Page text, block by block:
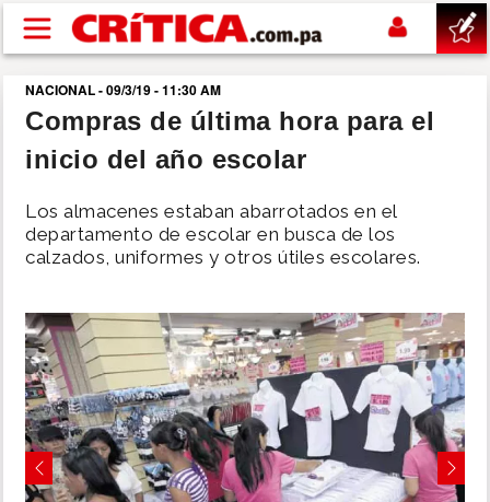
Pasar al contenido principal
buscar
SUCESOS
NACIONAL
SHOW
DEPORTES
MUNDO
NACIONAL - 09/3/19 - 11:30 AM
Compras de última hora para el
inicio del año escolar
Los almacenes estaban abarrotados en el
departamento de escolar en busca de los
calzados, uniformes y otros útiles escolares.
Previous Next